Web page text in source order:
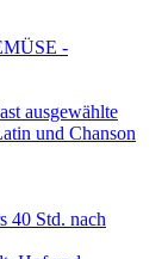
-
ausgewählte
und Chanson
40 Std. nach